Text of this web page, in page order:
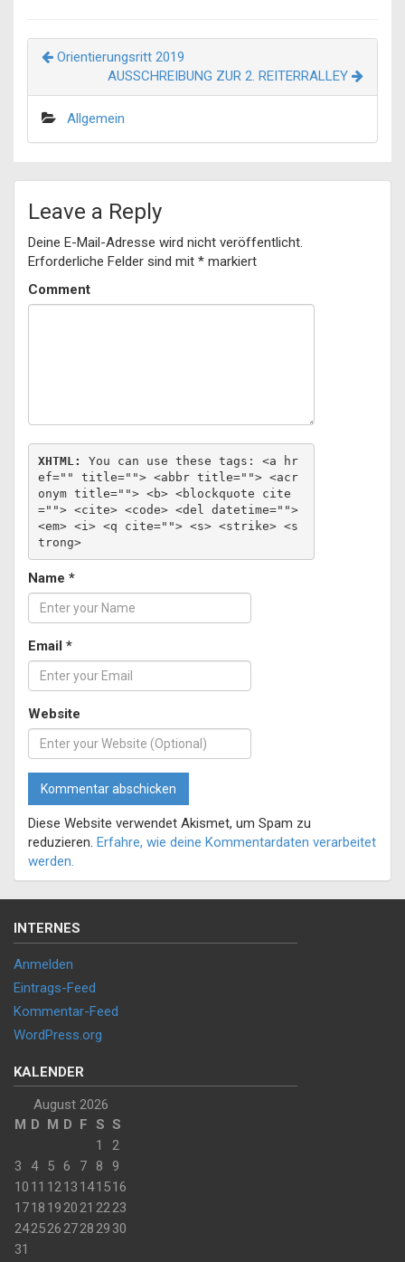
Orientierungsritt 2019
AUSSCHREIBUNG ZUR 2. REITERRALLEY
Allgemein
Leave a Reply
Deine E-Mail-Adresse wird nicht veröffentlicht.
Erforderliche Felder sind mit * markiert
Comment
XHTML: You can use these tags: <a hr
ef="" title=""> <abbr title=""> <acr
onym title=""> <b> <blockquote cite
=""> <cite> <code> <del datetime="">
<em> <i> <q cite=""> <s> <strike> <s
trong>
Name *
Email *
Website
Diese Website verwendet Akismet, um Spam zu
reduzieren. Erfahre, wie deine Kommentardaten verarbeitet
werden.
INTERNES
Anmelden
Eintrags-Feed
Kommentar-Feed
WordPress.org
KALENDER
August 2026
M D M D F S S
1
2
3
4 5 6 7 8
9
10 11 1213 141516
1718 192021 2223
242526272829 30
31